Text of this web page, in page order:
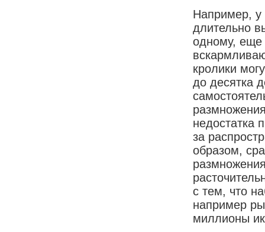
Например, у
длительно
одному, еще
кролики
до десятка
недостатка
за
образом,
с тем, что
например
миллионы